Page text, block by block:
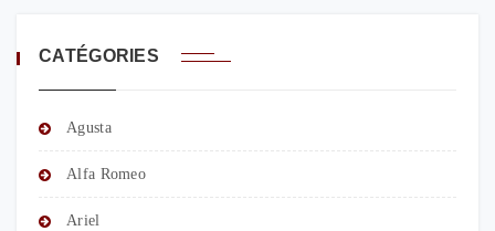
CATÉGORIES
Agusta
Alfa Romeo
Ariel